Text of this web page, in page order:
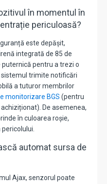
în momentul în
periculoasă?
este depășit,
integrată de 85 de
pentru a trezi o
trimite notificări
a tuturor membrilor
monitorizare BGS (pentru
De asemenea,
în culoarea roșie,
automat sursa de
Ajax, senzorul poate